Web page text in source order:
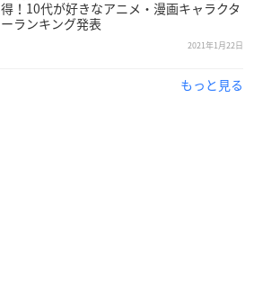
得！10代が好きなアニメ・漫画キャラクタ
ーランキング発表
2021年1月22日
もっと見る